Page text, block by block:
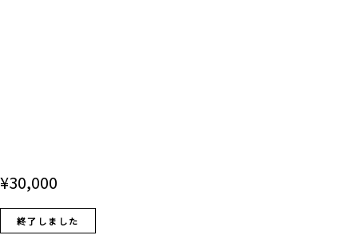
¥30,000
終了しました